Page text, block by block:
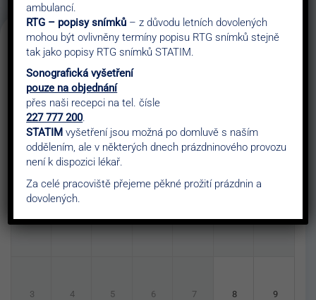
AUGUST
Tu We
Jul 27 Jul 28
3 4 5 6 7 8 9
ambulancí.
RTG – popisy snímků – z důvodu letních dovolených
mohou být ovlivněny termíny popisu RTG snímků stejně
tak jako popisy RTG snímků STATIM.
Sonografická vyšetření
pouze na objednání
přes naši recepci na tel. čísle
227 777 200.
STATIM vyšetření jsou možná po domluvě s naším
oddělením, ale v některých dnech prázdninového provozu
není k dispozici lékař.
Za celé pracoviště přejeme pěkné prožití prázdnin a
dovolených.